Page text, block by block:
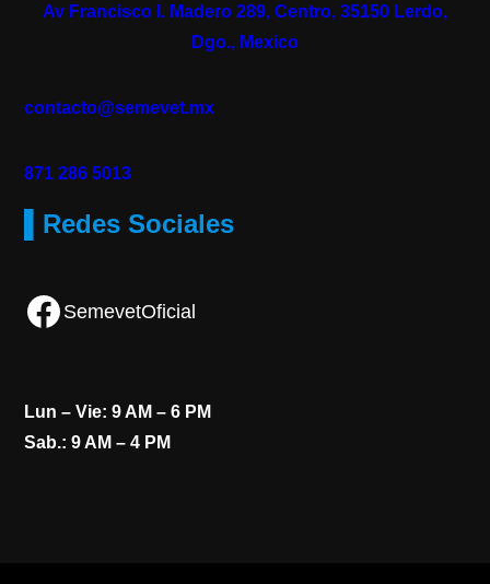
Av Francisco I. Madero 289, Centro, 35150 Lerdo,
Dgo., Mexico
contacto@semevet.mx
871 286 5013
▌Redes Sociales
Facebook SemevetOficial
Lun – Vie: 9 AM – 6 PM
Sab.: 9 AM – 4 PM